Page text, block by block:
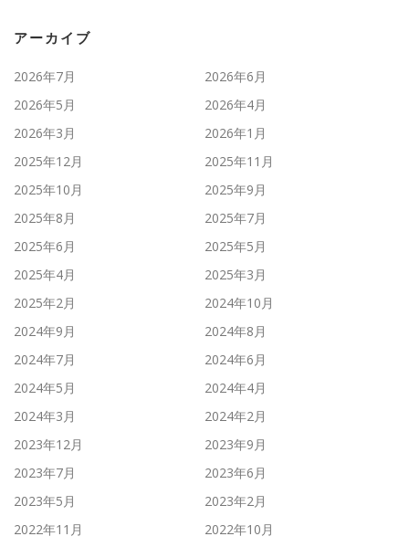
アーカイブ
2026年7月
2026年6月
2026年5月
2026年4月
2026年3月
2026年1月
2025年12月
2025年11月
2025年10月
2025年9月
2025年8月
2025年7月
2025年6月
2025年5月
2025年4月
2025年3月
2025年2月
2024年10月
2024年9月
2024年8月
2024年7月
2024年6月
2024年5月
2024年4月
2024年3月
2024年2月
2023年12月
2023年9月
2023年7月
2023年6月
2023年5月
2023年2月
2022年11月
2022年10月